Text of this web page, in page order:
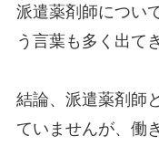
派遣薬剤師につい
う言葉も多く出て
結論、派遣薬剤師
ていませんが、働